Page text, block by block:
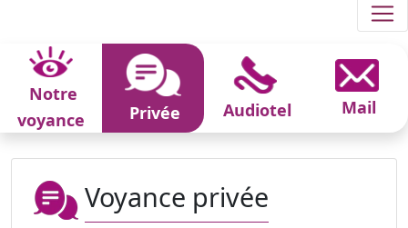
Notre
voyance
Privée Audiotel Mail
Voyance privée